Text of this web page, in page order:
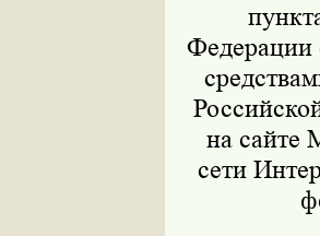
Федерации
на сайте
сети